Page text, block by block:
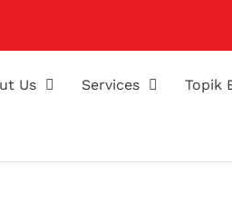
Us Services Topik